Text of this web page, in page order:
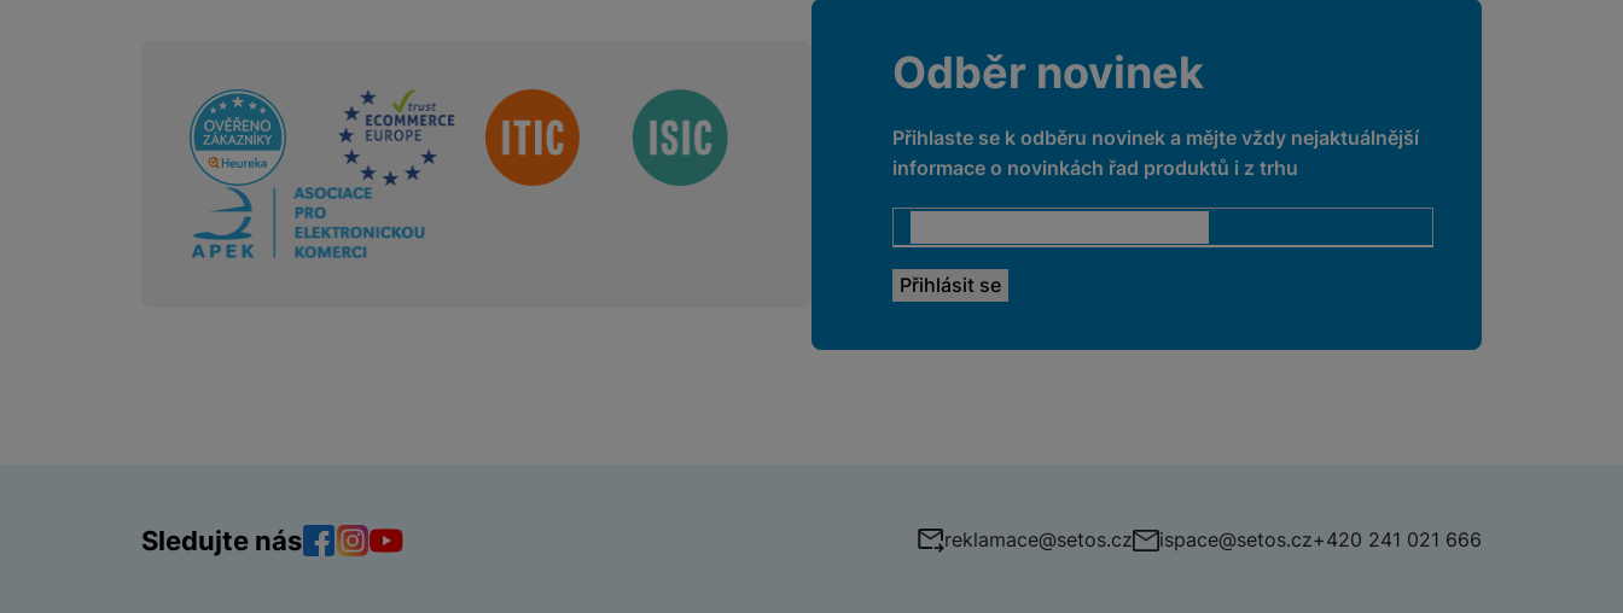
Sdružení
Odběr novinek
Přihlaste se k odběru novinek a mějte vždy nejaktuálnější
informace o novinkách řad produktů i z trhu
Sledujte nás reklamace@setos.cz ispace@setos.cz+420 241 021 666